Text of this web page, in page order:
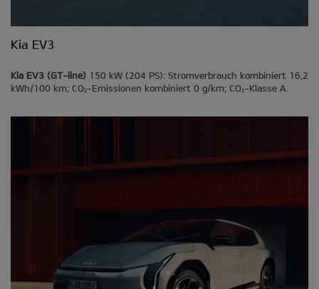
Kia EV3
Kia EV3 (GT-line) 150 kW (204 PS): Stromverbrauch kombiniert 16,2
kWh/100 km; CO2-Emissionen kombiniert 0 g/km; CO2-Klasse A.